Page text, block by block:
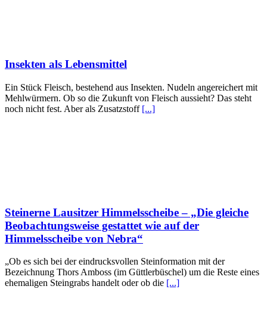
Insekten als Lebensmittel
Ein Stück Fleisch, bestehend aus Insekten. Nudeln angereichert mit
Mehlwürmern. Ob so die Zukunft von Fleisch aussieht? Das steht
noch nicht fest. Aber als Zusatzstoff [...]
Steinerne Lausitzer Himmelsscheibe – „Die gleiche
Beobachtungsweise gestattet wie auf der
Himmelsscheibe von Nebra“
„Ob es sich bei der eindrucksvollen Steinformation mit der
Bezeichnung Thors Amboss (im Güttlerbüschel) um die Reste eines
ehemaligen Steingrabs handelt oder ob die [...]